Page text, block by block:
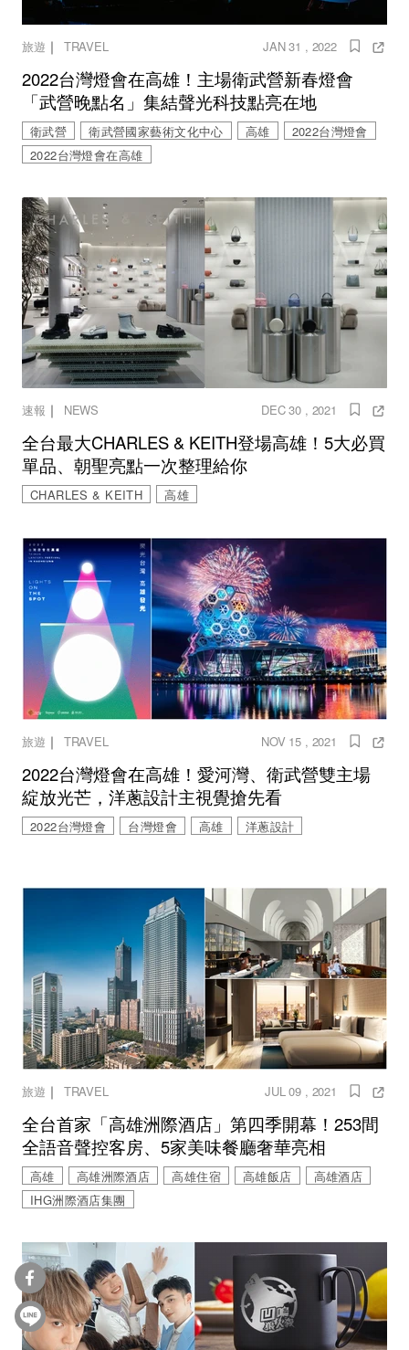
旅遊 ｜ TRAVEL JAN 31 , 2022
2022台灣燈會在高雄！主場衛武營新春燈會
「武營晚點名」集結聲光科技點亮在地
衛武營 衛武營國家藝術文化中心 高雄
2022台灣燈會
2022台灣燈會在高雄
速報 ｜ NEWS DEC 30 , 2021
全台最大CHARLES & KEITH登場高雄！5大必買
單品、朝聖亮點一次整理給你
CHARLES & KEITH 高雄
旅遊 ｜ TRAVEL NOV 15 , 2021
2022台灣燈會在高雄！愛河灣、衛武營雙主場
綻放光芒，洋蔥設計主視覺搶先看
2022台灣燈會 台灣燈會 高雄 洋蔥設計
旅遊 ｜ TRAVEL JUL 09 , 2021
全台首家「高雄洲際酒店」第四季開幕！253間
全語音聲控客房、5家美味餐廳奢華亮相
高雄 高雄洲際酒店 高雄住宿 高雄飯店
高雄酒店
IHG洲際酒店集團